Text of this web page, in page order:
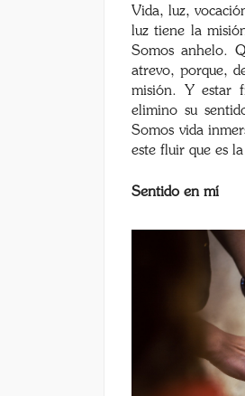
Vida, luz,
luz tiene la
Somos anhelo.
atrevo, porque,
misión. Y estar
elimino su
Somos vida
este fluir que es
Sentido en mí